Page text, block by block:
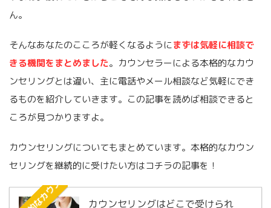
ん。
そんなあなたのこころが軽くなるようにまずは気軽に相談で
きる機関をまとめました。カウンセラーによる本格的なカウ
ンセリングとは違い、主に電話やメール相談など気軽にでき
るものを紹介していきます。この記事を読めば相談できると
ころが見つかりますよ。
カウンセリングについてもまとめています。本格的なカウン
セリングを継続的に受けたい方はコチラの記事を！
カウンセリングはどこで受けられ